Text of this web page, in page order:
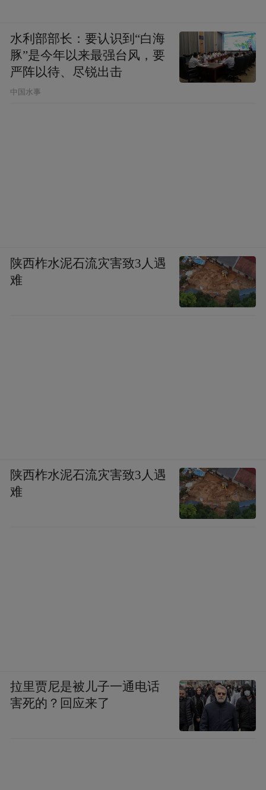
水利部部长：要认识到“白海
豚”是今年以来最强台风，要
严阵以待、尽锐出击
中国水事
陕西柞水泥石流灾害致3人遇
难
陕西柞水泥石流灾害致3人遇
难
拉里贾尼是被儿子一通电话
害死的？回应来了